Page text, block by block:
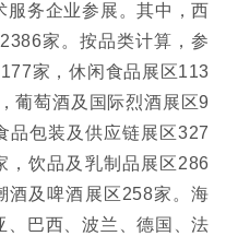
服务企业参展。其中，西
家。按品类计算，参
家，休闲食品展区113
葡萄酒及国际烈酒展区9
品包装及供应链展区327
，饮品及乳制品展区286
酒及啤酒展区258家。海
、巴西、波兰、德国、法